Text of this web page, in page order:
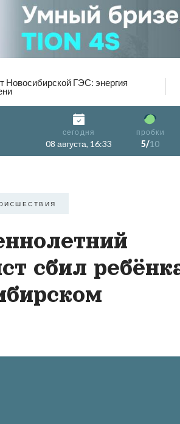
Новосибирской ГЭС: энергия
сегодня
08 августа, 16:33
пробки
5/10
сбил